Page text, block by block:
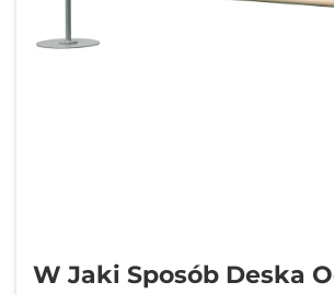
W Jaki Sposób Deska